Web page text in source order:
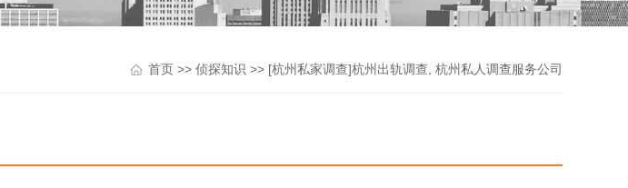
首页 >> 侦探知识 >> [杭州私家调查]杭州出轨调查, 杭州私人调查服务公司